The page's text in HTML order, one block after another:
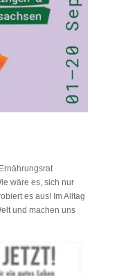
wäre es, sich nur
es aus! Im Alltag
und machen uns